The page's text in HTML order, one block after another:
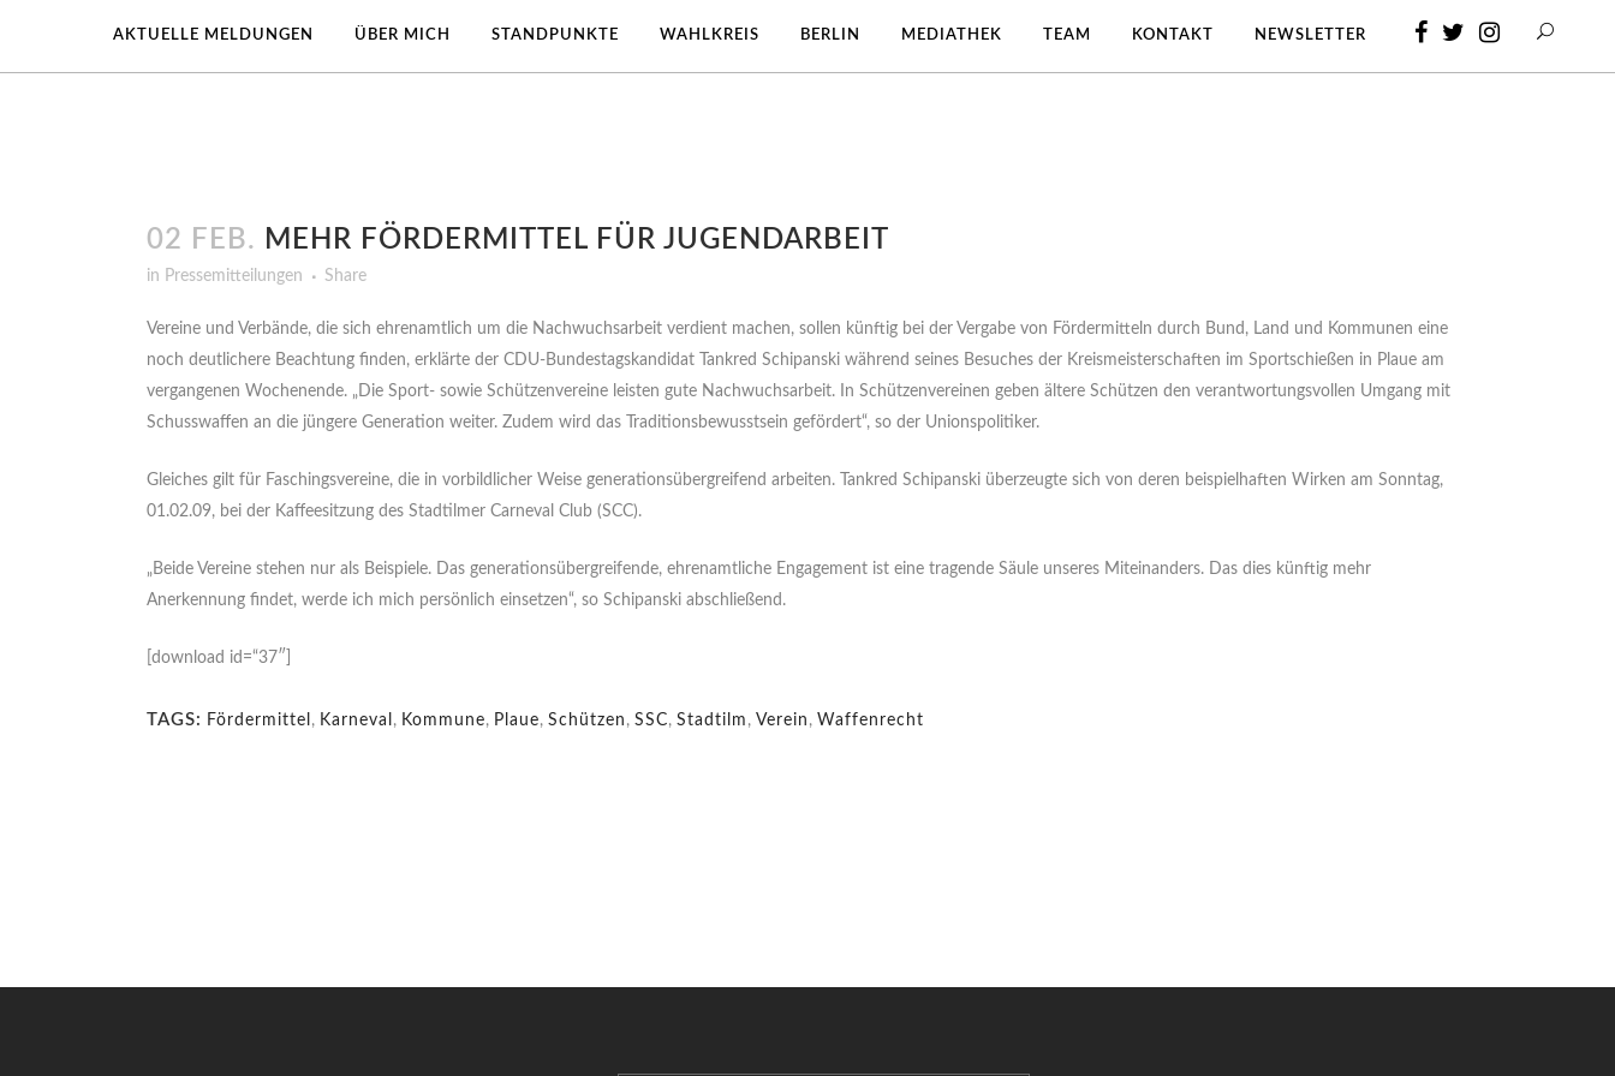
AKTUELLE MELDUNGEN ÜBER MICH STANDPUNKTE WAHLKREIS BERLIN MEDIATHEK TEAM KONTAKT NEWSLETTER
02 FEB. MEHR FÖRDERMITTEL FÜR JUGENDARBEIT
in Pressemitteilungen Share
Vereine und Verbände, die sich ehrenamtlich um die Nachwuchsarbeit verdient machen, sollen künftig bei der Vergabe von Fördermitteln durch Bund, Land und Kommunen eine
noch deutlichere Beachtung finden, erklärte der CDU-Bundestagskandidat Tankred Schipanski während seines Besuches der Kreismeisterschaften im Sportschießen in Plaue am
vergangenen Wochenende. „Die Sport- sowie Schützenvereine leisten gute Nachwuchsarbeit. In Schützenvereinen geben ältere Schützen den verantwortungsvollen Umgang mit
Schusswaffen an die jüngere Generation weiter. Zudem wird das Traditionsbewusstsein gefördert“, so der Unionspolitiker.
Gleiches gilt für Faschingsvereine, die in vorbildlicher Weise generationsübergreifend arbeiten. Tankred Schipanski überzeugte sich von deren beispielhaften Wirken am Sonntag,
01.02.09, bei der Kaffeesitzung des Stadtilmer Carneval Club (SCC).
„Beide Vereine stehen nur als Beispiele. Das generationsübergreifende, ehrenamtliche Engagement ist eine tragende Säule unseres Miteinanders. Das dies künftig mehr
Anerkennung findet, werde ich mich persönlich einsetzen“, so Schipanski abschließend.
[download id=“37″]
TAGS: Fördermittel , Karneval , Kommune, Plaue, Schützen , SSC, Stadtilm , Verein , Waffenrecht